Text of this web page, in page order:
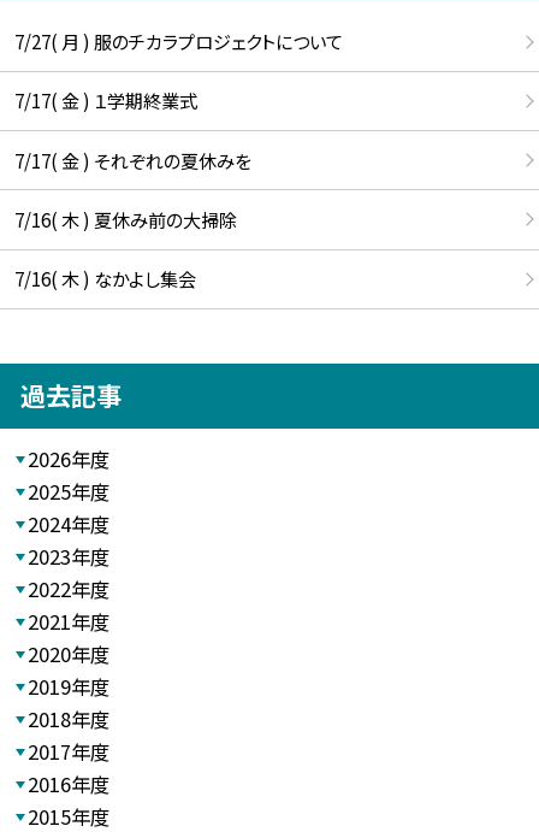
7/27( 月 ) 服のチカラプロジェクトについて
7/17( 金 ) １学期終業式
7/17( 金 ) それぞれの夏休みを
7/16( 木 ) 夏休み前の大掃除
7/16( 木 ) なかよし集会
過去記事
2026年度
2025年度
2024年度
2023年度
2022年度
2021年度
2020年度
2019年度
2018年度
2017年度
2016年度
2015年度